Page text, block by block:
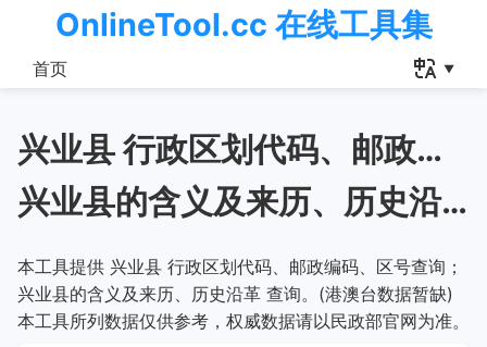
OnlineTool.cc 在线工具集
首页
兴业县 行政区划代码、邮政编码、区号查询
兴业县的含义及来历、历史沿革
本工具提供 兴业县 行政区划代码、邮政编码、区号查询；
兴业县的含义及来历、历史沿革 查询。(港澳台数据暂缺)
本工具所列数据仅供参考，权威数据请以民政部官网为准。